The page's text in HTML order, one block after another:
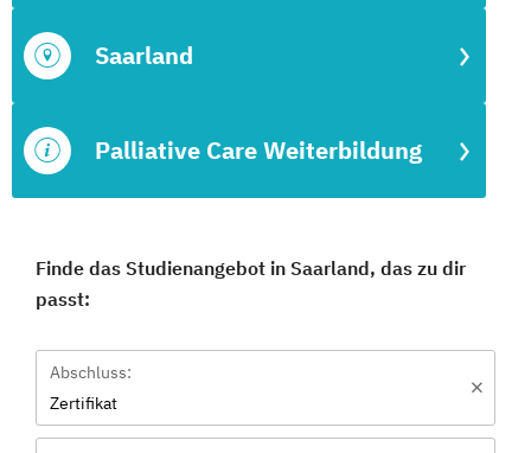
Palliative Care Weiterbildung
Saarland
Finde das Studienangebot in Saarland, das zu dir
passt:
Abschluss:
Zertifikat